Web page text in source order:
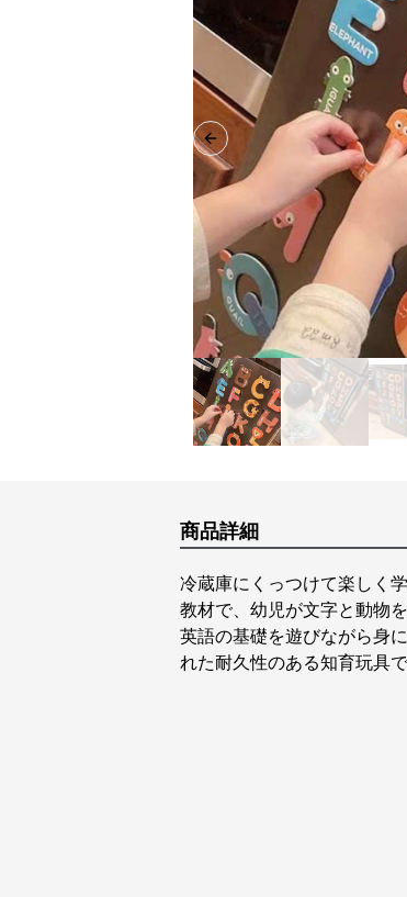
Previous slide
商品詳細
冷蔵庫にくっつけて楽しく
教材で、幼児が文字と動物
英語の基礎を遊びながら身
れた耐久性のある知育玩具